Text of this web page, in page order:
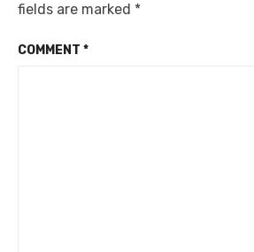
fields are marked *
COMMENT *